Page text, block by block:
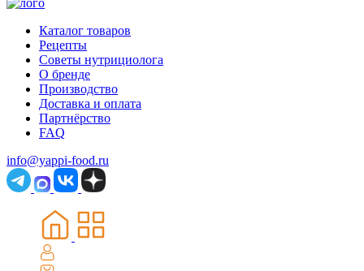
Каталог товаров
Рецепты
Советы нутрициолога
О бренде
Производство
Доставка и оплата
Партнёрство
FAQ
info@yappi-food.ru